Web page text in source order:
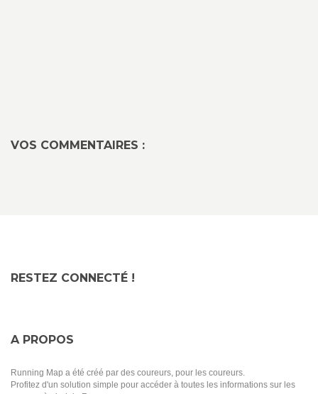
VOS COMMENTAIRES :
RESTEZ CONNECTÉ !
A PROPOS
Running Map a été créé par des coureurs, pour les coureurs.
Profitez d'un solution simple pour accéder à toutes les informations sur les